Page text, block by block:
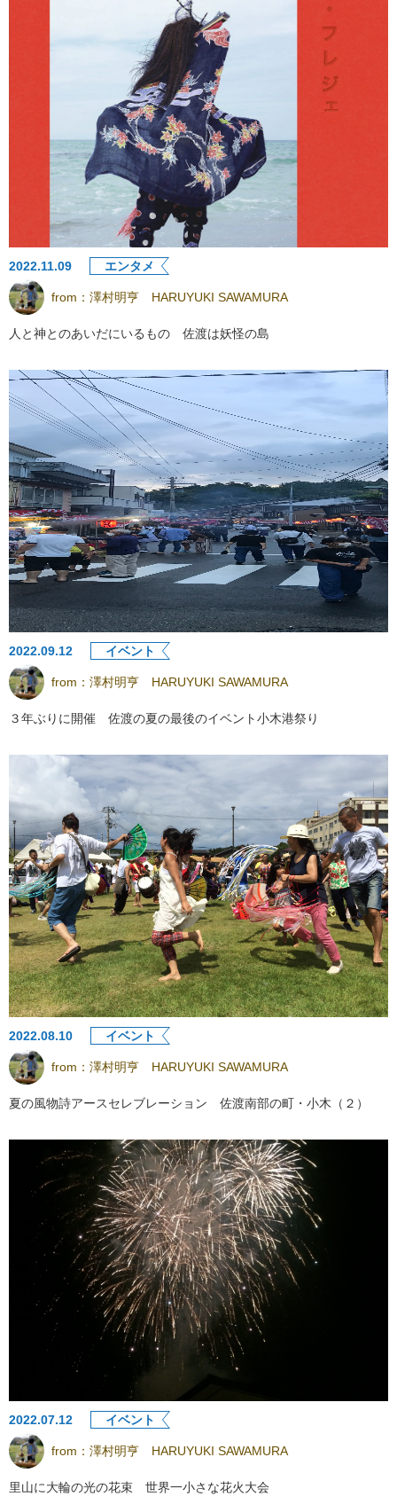
2022.11.09 エンタメ
from： 澤村明亨 HARUYUKI SAWAMURA
人と神とのあいだにいるもの 佐渡は妖怪の島
2022.09.12 イベント
from： 澤村明亨 HARUYUKI SAWAMURA
３年ぶりに開催 佐渡の夏の最後のイベント小木港祭り
2022.08.10 イベント
from： 澤村明亨 HARUYUKI SAWAMURA
夏の風物詩アースセレブレーション 佐渡南部の町・小木（２）
2022.07.12 イベント
from： 澤村明亨 HARUYUKI SAWAMURA
里山に大輪の光の花束 世界一小さな花火大会